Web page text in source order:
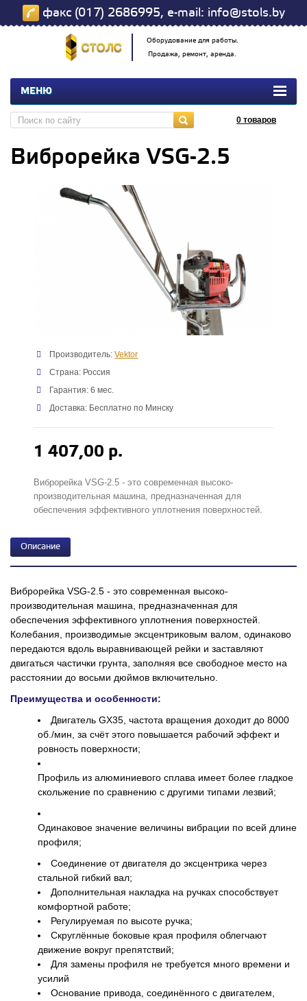
факс (017) 2686995, e-mail: info@stols.by
Оборудование для работы.
Продажа, ремонт, аренда.
МЕНЮ
0 товаров
Виброрейка VSG-2.5
Производитель:Vektor
Страна: Россия
Гарантия: 6 мес.
Доставка: Бесплатно по Минску
1 407,00 р.
Виброрейка VSG-2.5 - это современная высоко-
производительная машина, предназначенная для
обеспечения эффективного уплотнения поверхностей.
Описание
Виброрейка VSG-2.5 - это современная высоко-
производительная машина, предназначенная для
обеспечения эффективного уплотнения поверхностей.
Колебания, производимые эксцентриковым валом, одинаково
передаются вдоль выравнивающей рейки и заставляют
двигаться частички грунта, заполняя все свободное место на
расстоянии до восьми дюймов включительно.
Преимущества и особенности:
Двигатель GX35, частота вращения доходит до 8000
об./мин, за счёт этого повышается рабочий эффект и
ровность поверхности;
Профиль из алюминиевого сплава имеет более гладкое
скольжение по сравнению с другими типами лезвий;
Одинаковое значение величины вибрации по всей длине
профиля;
Соединение от двигателя до эксцентрика через
стальной гибкий вал;
Дополнительная накладка на ручках способствует
комфортной работе;
Регулируемая по высоте ручка;
Скруглённые боковые края профиля облегчают
движение вокруг препятствий;
Для замены профиля не требуется много времени и
усилий
Основание привода, соединённого с двигателем,